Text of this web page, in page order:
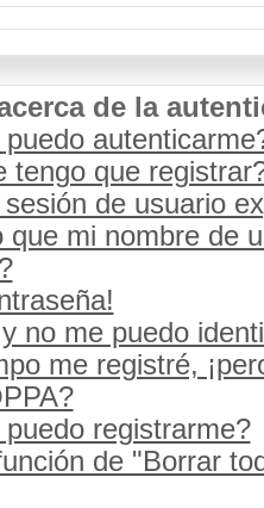
de la
tengo que
de usuario
que mi nombre de
no me puedo
me registré,
registrarme?
de "Borrar